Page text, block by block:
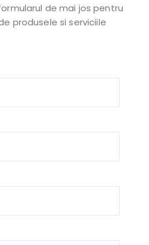
de mai jos pentru
produsele si serviciile